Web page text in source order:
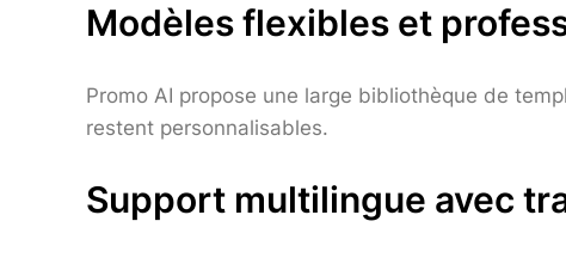
Modèles flexibles et
Promo AI propose une large bibliothèque de
restent personnalisables.
Support multilingue avec